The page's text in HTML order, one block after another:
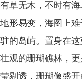
有草无木，不时有
地形易变，海图上
驻的岛屿。置身在
壮观的珊瑚礁林，
莹剔透，珊瑚像盛